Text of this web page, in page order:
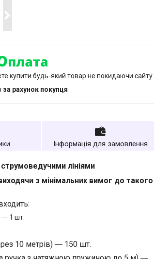
купити будь-який товар не покидаючи сайту.
за рахунок покупця
Інформація для замовлення
лініями
з мінімальних вимог до такого
― 1 шт.
10 метрів) ― 150 шт.